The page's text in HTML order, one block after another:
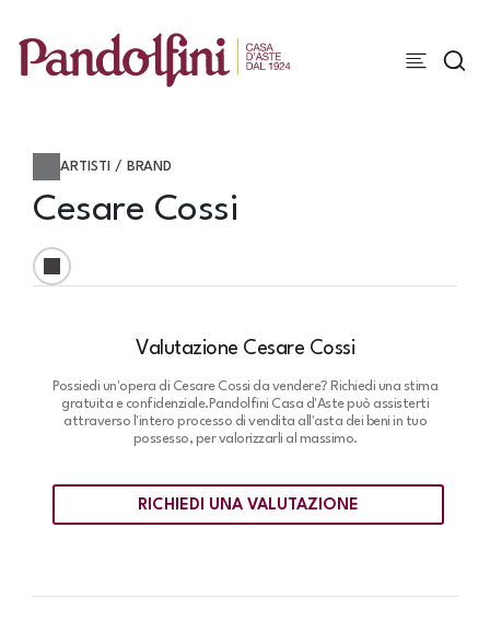
ARTISTI / BRAND
Cesare Cossi
Valutazione Cesare Cossi
Possiedi un'opera di Cesare Cossi da vendere? Richiedi una stima
gratuita e confidenziale. Pandolfini Casa d'Aste può assisterti
attraverso l'intero processo di vendita all'asta dei beni in tuo
possesso, per valorizzarli al massimo.
RICHIEDI UNA VALUTAZIONE